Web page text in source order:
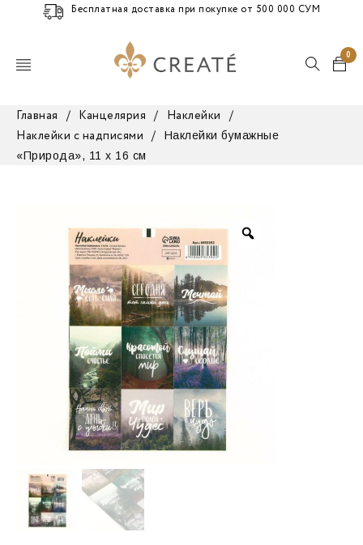
Бесплатная доставка при покупке от 500 000 СУМ
0
Главная / Канцелярия / Наклейки
/
Наклейки с надписями
/
Наклейки бумажные
«Природа», 11 х 16 см